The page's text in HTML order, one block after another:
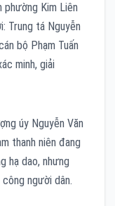
phường Kim Liên
Trung tá Nguyễn
bộ Phạm Tuấn
minh, giải
úy Nguyễn Văn
thanh niên đang
hạ dao, nhưng
người dân.